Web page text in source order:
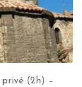
(2h) –